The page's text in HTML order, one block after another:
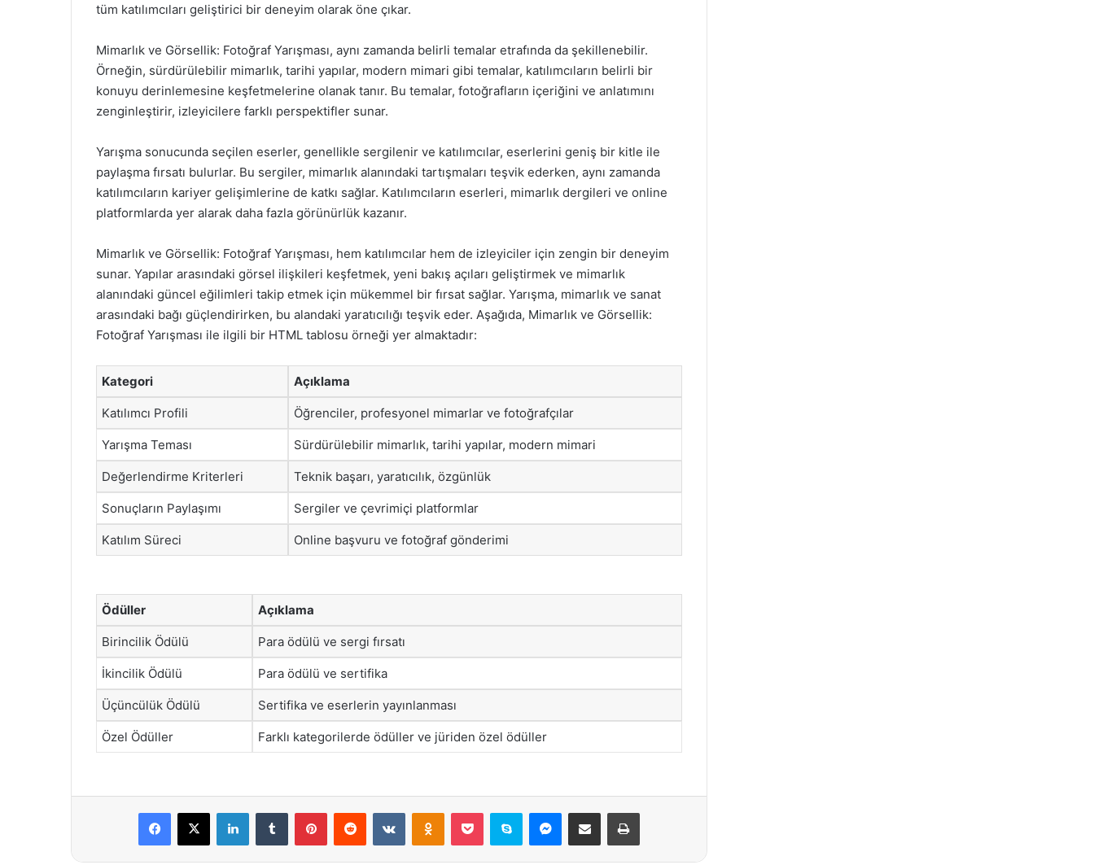
tüm katılımcıları geliştirici bir deneyim olarak öne çıkar.
Mimarlık ve Görsellik: Fotoğraf Yarışması, aynı zamanda belirli temalar etrafında da şekillenebilir.
Örneğin, sürdürülebilir mimarlık, tarihi yapılar, modern mimari gibi temalar, katılımcıların belirli bir
konuyu derinlemesine keşfetmelerine olanak tanır. Bu temalar, fotoğrafların içeriğini ve anlatımını
zenginleştirir, izleyicilere farklı perspektifler sunar.
Yarışma sonucunda seçilen eserler, genellikle sergilenir ve katılımcılar, eserlerini geniş bir kitle ile
paylaşma fırsatı bulurlar. Bu sergiler, mimarlık alanındaki tartışmaları teşvik ederken, aynı zamanda
katılımcıların kariyer gelişimlerine de katkı sağlar. Katılımcıların eserleri, mimarlık dergileri ve online
platformlarda yer alarak daha fazla görünürlük kazanır.
Mimarlık ve Görsellik: Fotoğraf Yarışması, hem katılımcılar hem de izleyiciler için zengin bir deneyim
sunar. Yapılar arasındaki görsel ilişkileri keşfetmek, yeni bakış açıları geliştirmek ve mimarlık
alanındaki güncel eğilimleri takip etmek için mükemmel bir fırsat sağlar. Yarışma, mimarlık ve sanat
arasındaki bağı güçlendirirken, bu alandaki yaratıcılığı teşvik eder. Aşağıda, Mimarlık ve Görsellik:
Fotoğraf Yarışması ile ilgili bir HTML tablosu örneği yer almaktadır:
Kategori Açıklama
Katılımcı Profili Öğrenciler, profesyonel mimarlar ve fotoğrafçılar
Yarışma Teması Sürdürülebilir mimarlık, tarihi yapılar, modern mimari
Değerlendirme Kriterleri Teknik başarı, yaratıcılık, özgünlük
Sonuçların Paylaşımı Sergiler ve çevrimiçi platformlar
Katılım Süreci Online başvuru ve fotoğraf gönderimi
Ödüller Açıklama
Birincilik Ödülü Para ödülü ve sergi fırsatı
İkincilik Ödülü Para ödülü ve sertifika
Üçüncülük Ödülü Sertifika ve eserlerin yayınlanması
Özel Ödüller Farklı kategorilerde ödüller ve jüriden özel ödüller
Facebook
X LinkedInTumblr PinterestReddit VKontakteOdnoklassniki
Pocket Skype Messenger
E-Posta ile paylaş Yazdır